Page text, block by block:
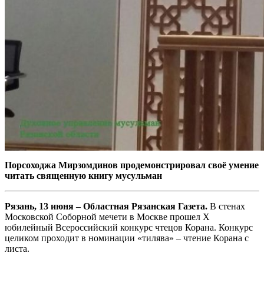
Порсоходжа Мирзомдинов продемонстрировал своё умение
читать священную книгу мусульман
Рязань, 13 июня – Областная Рязанская Газета. В стенах
Московской Соборной мечети в Москве прошел X
юбилейный Всероссийский конкурс чтецов Корана. Конкурс
целиком проходит в номинации «тилява» – чтение Корана с
листа.